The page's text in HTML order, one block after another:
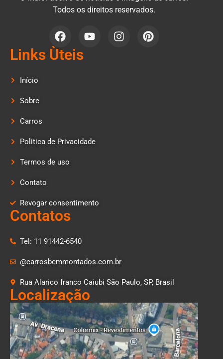
Todos os direitos reservados.
Links Ùteis
Início
Sobre
Carros
Politica de Privacidade
Termos de uso
Contato
Revogar consentimento
Contatos
Tel: 11 91442-6540
@carrosbemmontados.com.br
Rua Alarico franco Caiubi São Paulo, SP, Brasil
Localização